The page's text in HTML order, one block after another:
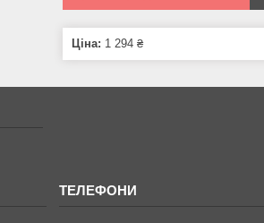
Ціна: 1 294 ₴